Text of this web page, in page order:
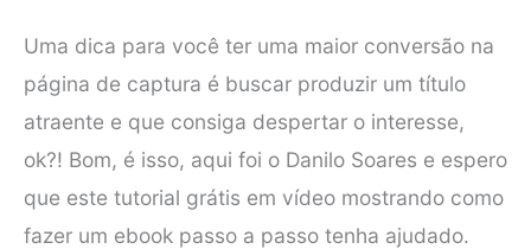
Uma dica para você ter uma maior conversão na
página de captura é buscar produzir um título
atraente e que consiga despertar o interesse,
ok?! Bom, é isso, aqui foi o Danilo Soares e espero
que este tutorial grátis em vídeo mostrando como
fazer um ebook passo a passo tenha ajudado.